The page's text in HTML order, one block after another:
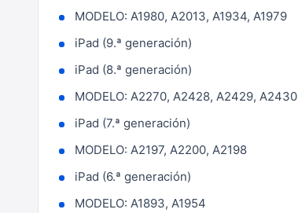
MODELO: A1980, A2013, A1934, A1979
iPad (9.ª generación)
iPad (8.ª generación)
MODELO: A2270, A2428, A2429, A2430
iPad (7.ª generación)
MODELO: A2197, A2200, A2198
iPad (6.ª generación)
MODELO: A1893, A1954